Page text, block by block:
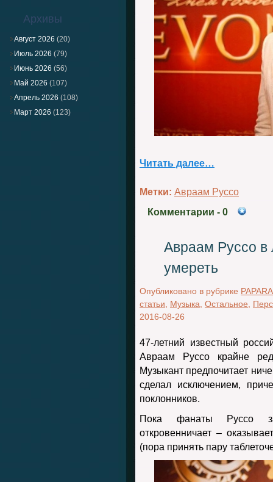
Архивы
Август 2026 (20)
Июль 2026 (79)
Июнь 2026 (56)
Май 2026 (107)
Апрель 2026 (108)
Март 2026 (123)
Читать далее…
Метки: Авраам Руссо
Комментарии - 0
Авраам Руссо
умереть
Опубликовано в рубрике
статьи
Музыка Остальное
2016-08-26
47-летний известный
Авраам Руссо крайне
Музыкант предпочитает
сделал исключением,
поклонников.
Пока фанаты Руссо
откровенничает –
(пора принять пару